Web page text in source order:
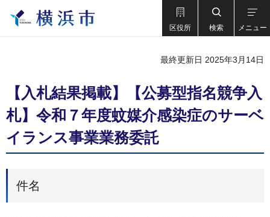
区役所 検索 メニュー
最終更新日 2025年3月14日
【入札結果掲載】【公募型指名競争入
札】令和７年度蚊媒介感染症のサーベ
イランス事業業務委託
件名